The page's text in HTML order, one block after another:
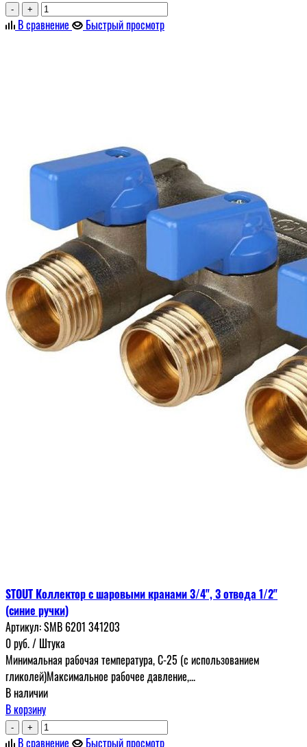
- +
В сравнение Быстрый просмотр
STOUT Коллектор с шаровыми кранами 3/4", 3 отвода 1/2"
(синие ручки)
Артикул:SMB 6201 341203
0руб./ Штука
Минимальная рабочая температура, С-25 (с использованием
гликолей)Максимальное рабочее давление,...
В наличии
В корзину
- +
В сравнение Быстрый просмотр